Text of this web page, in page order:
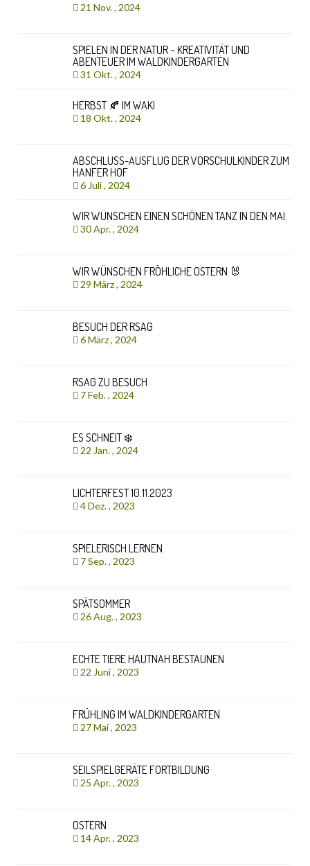
21 Nov. , 2024
SPIELEN IN DER NATUR – KREATIVITÄT UND
ABENTEUER IM WALDKINDERGARTEN
31 Okt. , 2024
HERBST 🍂 IM WAKI
18 Okt. , 2024
ABSCHLUSS-AUSFLUG DER VORSCHULKINDER ZUM
HANFER HOF
6 Juli , 2024
WIR WÜNSCHEN EINEN SCHÖNEN TANZ IN DEN MAI.
30 Apr. , 2024
WIR WÜNSCHEN FRÖHLICHE OSTERN 🐰
29 März , 2024
BESUCH DER RSAG
6 März , 2024
RSAG ZU BESUCH
7 Feb. , 2024
ES SCHNEIT ❄️
22 Jan. , 2024
LICHTERFEST 10.11.2023
4 Dez. , 2023
SPIELERISCH LERNEN
7 Sep. , 2023
SPÄTSOMMER
26 Aug. , 2023
ECHTE TIERE HAUTNAH BESTAUNEN
22 Juni , 2023
FRÜHLING IM WALDKINDERGARTEN
27 Mai , 2023
SEILSPIELGERÄTE FORTBILDUNG
25 Apr. , 2023
OSTERN
14 Apr. , 2023